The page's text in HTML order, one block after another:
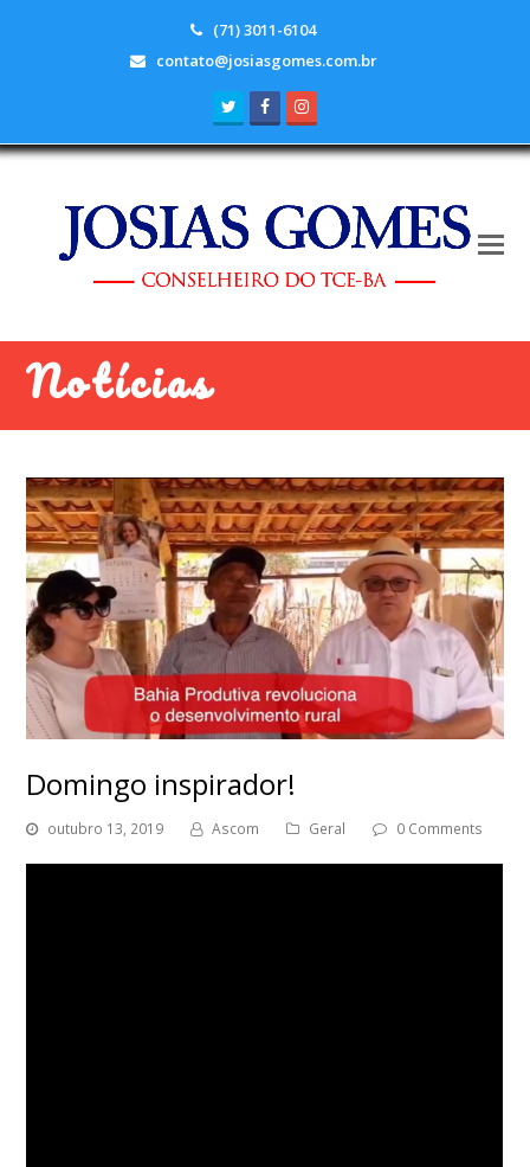
(71) 3011-6104
contato@josiasgomes.com.br
TwitterFacebook
Notícias
Domingo inspirador!
outubro 13, 2019 Ascom Geral 0 Comments